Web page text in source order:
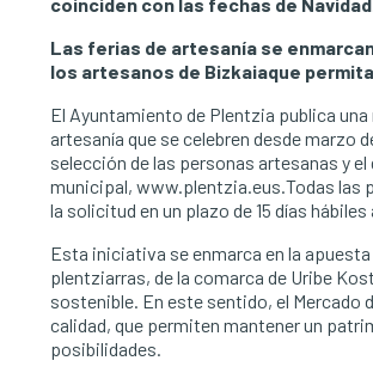
Las ferias de artesanía se
los artesanos de Bizkaiaque
El Ayuntamiento de Plentzia publica
artesanía que se celebren desde marzo
selección de las personas artesanas y
municipal, www.plentzia.eus.Todas las
la solicitud en un plazo de 15 días
Esta iniciativa se enmarca en la
plentziarras, de la comarca de Uribe
sostenible. En este sentido, el
calidad, que permiten mantener un
posibilidades.